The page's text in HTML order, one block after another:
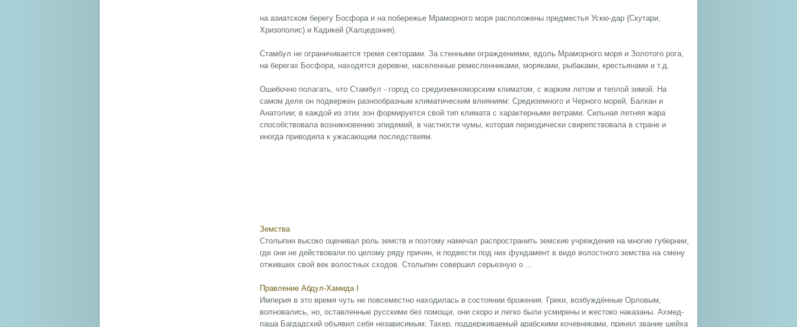
на азиатском берегу Босфора и на побережье Мраморного моря расположены предместья Ускю-дар (Скутари,
Хризополис) и Кадикей (Халцедония).
Стамбул не ограничивается тремя секторами. За стенными ограждениями, вдоль Мраморного моря и Золотого рога,
на берегах Босфора, находятся деревни, населенные ремесленниками, моряками, рыбаками, крестьянами и т.д.
Ошибочно полагать, что Стамбул - город со средиземноморским климатом, с жарким летом и теплой зимой. На
самом деле он подвержен разнообразным климатическим влияниям: Средиземного и Черного морей, Балкан и
Анатолии; в каждой из этих зон формируется свой тип климата с характерными ветрами. Сильная летняя жара
способствовала возникновению эпидемий, в частности чумы, которая периодически свирепствовала в стране и
иногда приводила к ужасающим последствиям.
Земства
Сто­лы­пин вы­со­ко оце­ни­вал роль земств и по­это­му на­ме­чал рас­про­стра­нить зем­ские уч­ре­ж­де­ния на мно­гие гу­бер­нии,
где они не дей­ст­во­ва­ли по це­ло­му ря­ду при­чин, и под­вес­ти под них фун­да­мент в ви­де во­ло­ст­но­го зем­ст­ва на сме­ну
от­жив­ших свой век во­ло­ст­ных схо­дов. Сто­лы­пин со­вер­шил серь­ез­ную о ...
Правление Абдул-Хамида I
Империя в это время чуть не повсеместно находилась в состоянии брожения. Греки, возбуждённые Орловым,
волновались, но, оставленные русскими без помощи, они скоро и легко были усмирены и жестоко наказаны. Ахмед-
паша Багдадский объявил себя независимым; Тахер, поддерживаемый арабскими кочевниками, принял звание шейха